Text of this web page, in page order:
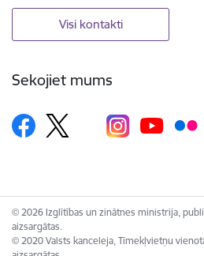
Visi kontakti
Sekojiet mums
© 2026 Izglītības un zinātnes ministrija,
aizsargātas.
© 2020 Valsts kanceleja, Tīmekļvietņu